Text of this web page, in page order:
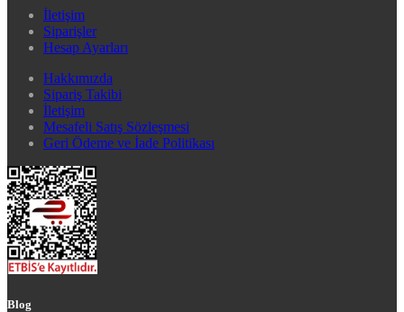
İletişim
Siparişler
Hesap Ayarları
Hakkımızda
Sipariş Takibi
İletişim
Mesafeli Satış Sözleşmesi
Geri Ödeme ve İade Politikası
Blog